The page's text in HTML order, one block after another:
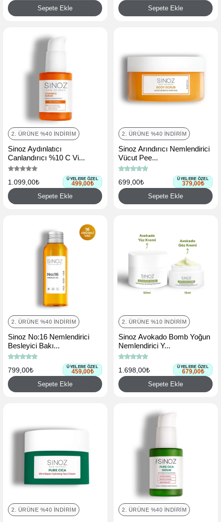
Sepete Ekle Sepete Ekle
2. ÜRÜNE %40 İNDIRIM
Sinoz Aydınlatıcı
Canlandırıcı %10 C Vi...
1.099,00₺ ÜYELERE ÖZEL
499,00₺
Sepete Ekle
2. ÜRÜNE %40 İNDIRIM
Sinoz Arındırıcı Nemlendirici
Vücut Pee...
699,00₺ ÜYELERE ÖZEL
379,00₺
Sepete Ekle
2. ÜRÜNE %40 İNDIRIM
Sinoz No:16 Nemlendirici
Besleyici Bakı...
799,00₺ ÜYELERE ÖZEL
459,00₺
Sepete Ekle
2. ÜRÜNE %10 İNDIRIM
Sinoz Avokado Bomb Yoğun
Nemlendirici Y...
1.698,00₺ ÜYELERE ÖZEL
679,00₺
Sepete Ekle
2. ÜRÜNE %40 İNDIRIM 2. ÜRÜNE %40 İNDIRIM